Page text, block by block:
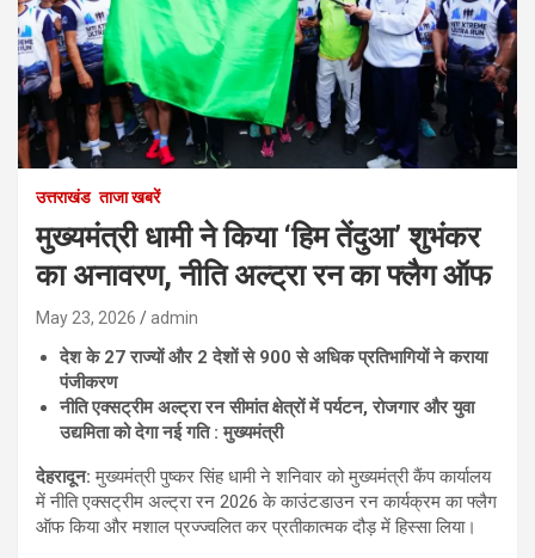
उत्तराखंड ताजा खबरें
मुख्यमंत्री धामी ने किया ‘हिम तेंदुआ’ शुभंकर
का अनावरण, नीति अल्ट्रा रन का फ्लैग ऑफ
May 23, 2026 admin
देश के 27राज्यों और 2देशों से 900से अधिक प्रतिभागियों ने कराया
पंजीकरण
नीति एक्सट्रीम अल्ट्रा रन सीमांत क्षेत्रों में पर्यटन,रोजगार और युवा
उद्यमिता को देगा नई गति : मुख्यमंत्री
देहरादून: मुख्यमंत्री पुष्कर सिंह धामी ने शनिवार को मुख्यमंत्री कैंप कार्यालय
में नीति एक्सट्रीम अल्ट्रा रन 2026 के काउंटडाउन रन कार्यक्रम का फ्लैग
ऑफ किया और मशाल प्रज्ज्वलित कर प्रतीकात्मक दौड़ में हिस्सा लिया।